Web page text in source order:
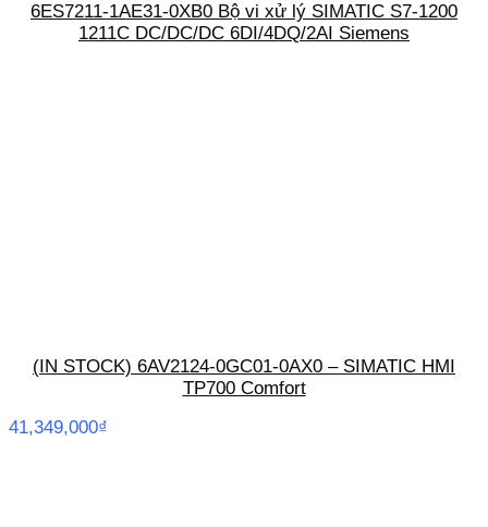
6ES7211-1AE31-0XB0 Bộ vi xử lý SIMATIC S7-1200
1211C DC/DC/DC 6DI/4DQ/2AI Siemens
(IN STOCK) 6AV2124-0GC01-0AX0 – SIMATIC HMI
TP700 Comfort
41,349,000₫